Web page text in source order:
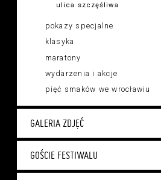
ulica szczęśliwa
pokazy specjalne
klasyka
maratony
wydarzenia i akcje
pięć smaków we wrocławiu
GALERIA ZDJĘĆ
GOŚCIE FESTIWALU